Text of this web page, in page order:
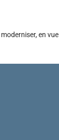
en vue